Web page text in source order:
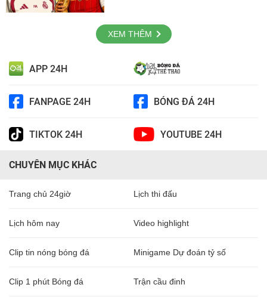
XEM THÊM
APP 24H
FANPAGE 24H BÓNG ĐÁ 24H
TIKTOK 24H YOUTUBE 24H
CHUYÊN MỤC KHÁC
Trang chủ 24giờ Lịch thi đấu
Lịch hôm nay Video highlight
Clip tin nóng bóng đá Minigame Dự đoán tỷ số
Clip 1 phút Bóng đá Trận cầu đinh